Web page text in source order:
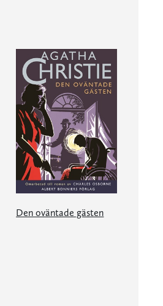
Den oväntade gästen